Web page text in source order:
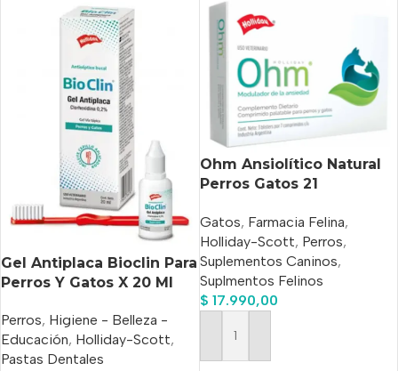
Gel Antiplaca Bioclin Para
Perros Y Gatos X 20 Ml
Perros, Higiene - Belleza -
Educación, Holliday-Scott,
Pastas Dentales
Ohm Ansiolítico Natural
Perros Gatos 21
Holliday
Gatos, Farmacia Felina,
Holliday-Scott, Perros,
Suplementos Caninos,
Suplmentos Felinos
$ 17.990,00
Añadir Al Carrito